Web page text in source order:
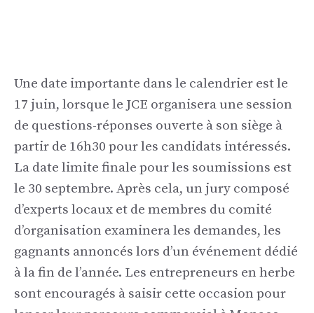
Une date importante dans le calendrier est le
17 juin, lorsque le JCE organisera une session
de questions-réponses ouverte à son siège à
partir de 16h30 pour les candidats intéressés.
La date limite finale pour les soumissions est
le 30 septembre. Après cela, un jury composé
d’experts locaux et de membres du comité
d’organisation examinera les demandes, les
gagnants annoncés lors d’un événement dédié
à la fin de l’année. Les entrepreneurs en herbe
sont encouragés à saisir cette occasion pour